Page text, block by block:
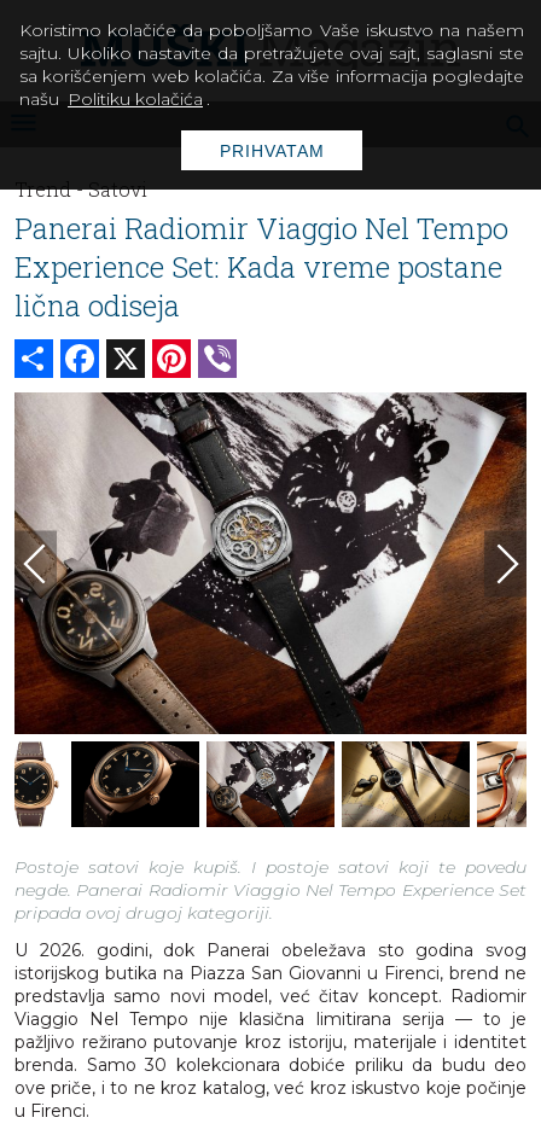
Trend -Satovi
Panerai Radiomir Viaggio Nel Tempo
Experience Set: Kada vreme postane
lična odiseja
Share Facebook Pinterest
Postoje satovi koje kupiš. I postoje satovi koji te povedu
negde. Panerai Radiomir Viaggio Nel Tempo Experience Set
pripada ovoj drugoj kategoriji.
U 2026. godini, dok Panerai obeležava sto godina svog
istorijskog butika na Piazza San Giovanni u Firenci, brend ne
predstavlja samo novi model, već čitav koncept. Radiomir
Viaggio Nel Tempo nije klasična limitirana serija — to je
pažljivo režirano putovanje kroz istoriju, materijale i identitet
brenda. Samo 30 kolekcionara dobiće priliku da budu deo
ove priče, i to ne kroz katalog, već kroz iskustvo koje počinje
u Firenci.
Koristimo kolačiće da poboljšamo Vaše iskustvo na našem
sajtu. Ukoliko nastavite da pretražujete ovaj sajt, saglasni ste
sa korišćenjem web kolačića. Za više informacija pogledajte
našu Politiku kolačića .
PRIHVATAM